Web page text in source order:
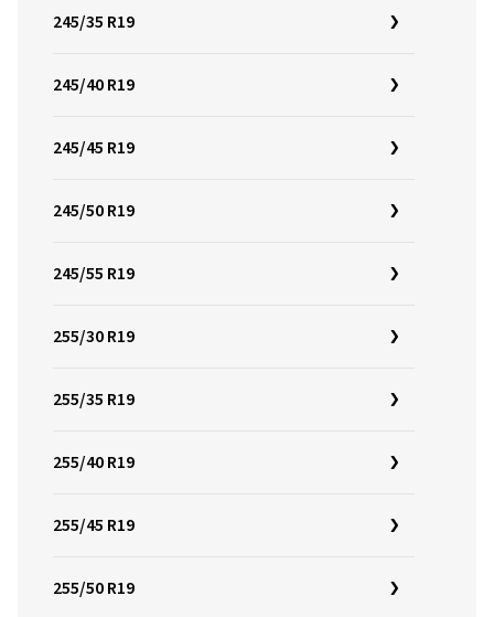
245/35 R19
245/40 R19
245/45 R19
245/50 R19
245/55 R19
255/30 R19
255/35 R19
255/40 R19
255/45 R19
255/50 R19